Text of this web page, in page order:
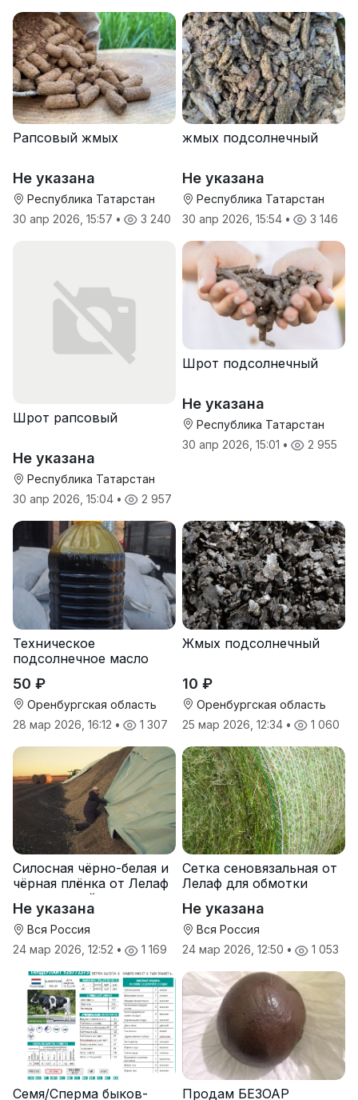
Рапсовый жмых
Не указана
Республика Татарстан
30 апр 2026, 15:57 • 3 240
жмых подсолнечный
Не указана
Республика Татарстан
30 апр 2026, 15:54 • 3 146
Шрот рапсовый
Не указана
Республика Татарстан
30 апр 2026, 15:04 • 2 957
Шрот подсолнечный
Не указана
Республика Татарстан
30 апр 2026, 15:01 • 2 955
Техническое
подсолнечное масло
50 ₽
Оренбургская область
28 мар 2026, 16:12 • 1 307
Жмых подсолнечный
10 ₽
Оренбургская область
25 мар 2026, 12:34 • 1 060
Силосная чёрно-белая и
чёрная плёнка от Лелаф
для траншей и ям
силоса/сенажа
Не указана
Вся Россия
24 мар 2026, 12:52 • 1 169
Сетка сеновязальная от
Лелаф для обмотки
Не указана
Вся Россия
24 мар 2026, 12:50 • 1 053
Семя/Сперма быков- Продам БЕЗОАР